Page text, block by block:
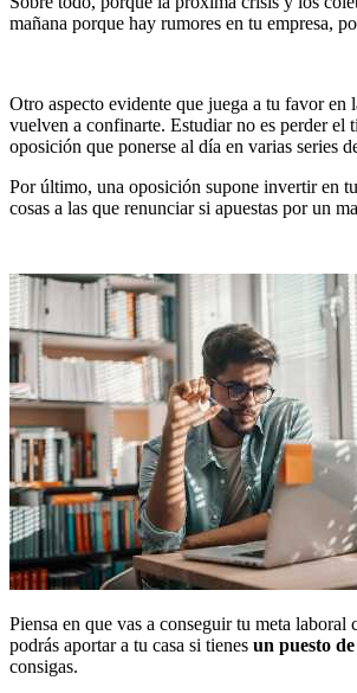
mañana porque hay rumores en tu empresa,
Otro aspecto evidente que juega a tu favor en
vuelven a confinarte. Estudiar no es perder el
oposición que ponerse al día en varias series
Por último, una oposición supone invertir en
cosas a las que renunciar si apuestas por un
Piensa en que vas a conseguir tu meta
podrás aportar a tu casa si tienes un puesto
consigas.